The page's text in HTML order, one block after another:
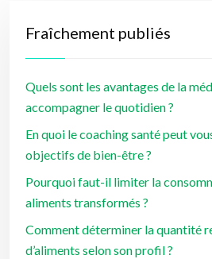
Fraîchement publiés
Quels sont les avantages de la
accompagner le quotidien ?
En quoi le coaching santé peut
objectifs de bien-être ?
Pourquoi faut-il limiter la
aliments transformés ?
Comment déterminer la quantité
d’aliments selon son profil ?